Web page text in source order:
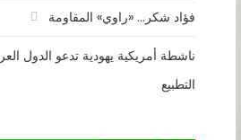
فؤاد شكر… «راوي» المقاومة
ناشطة أمريكية يهودية تدعو الدول
التطبيع